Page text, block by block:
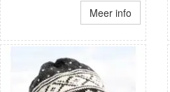
Meer info